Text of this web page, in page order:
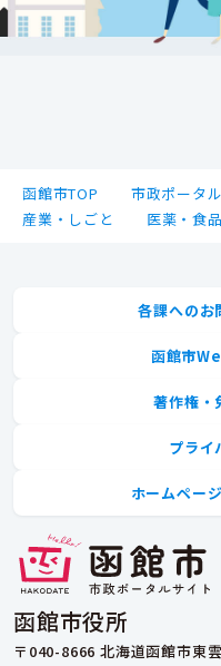
函館市TOP 市政ポータ
産業・しごと
医薬・食
函館市役所
〒040-8666 北海道函館市東
各課へのお
函館市
著作権・
プライ
ホームペー